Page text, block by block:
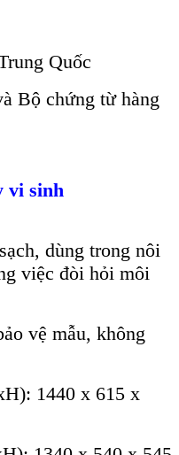
Quốc
à Bộ chứng từ hàng
vi sinh
ạch, dùng trong nôi
việc đòi hỏi môi
vệ mẫu, không
1440 x 615 x